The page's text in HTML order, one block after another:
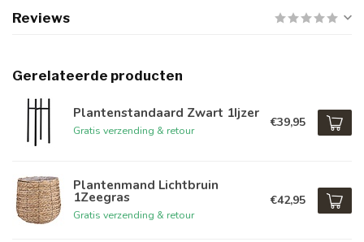
Reviews
Gerelateerde producten
Plantenstandaard Zwart 1Ijzer
Gratis verzending & retour
€39,95
Plantenmand Lichtbruin
1Zeegras
Gratis verzending & retour
€42,95